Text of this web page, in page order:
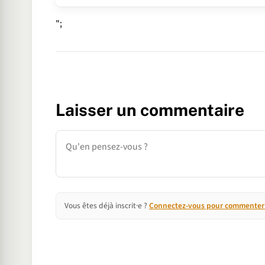
";
Laisser un commentaire
Commentaire
Vous êtes déjà inscrit·e ? Connectez-vous pour